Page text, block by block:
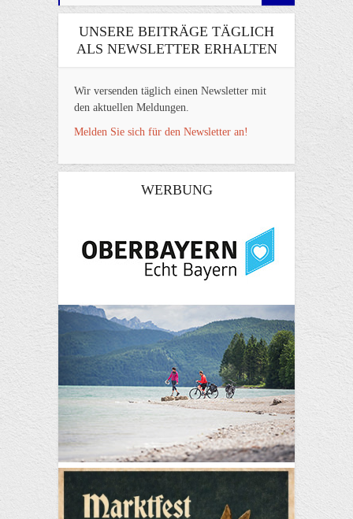
UNSERE BEITRÄGE TÄGLICH
ALS NEWSLETTER ERHALTEN
Wir versenden täglich einen Newsletter mit
den aktuellen Meldungen.
Melden Sie sich für den Newsletter an!
WERBUNG